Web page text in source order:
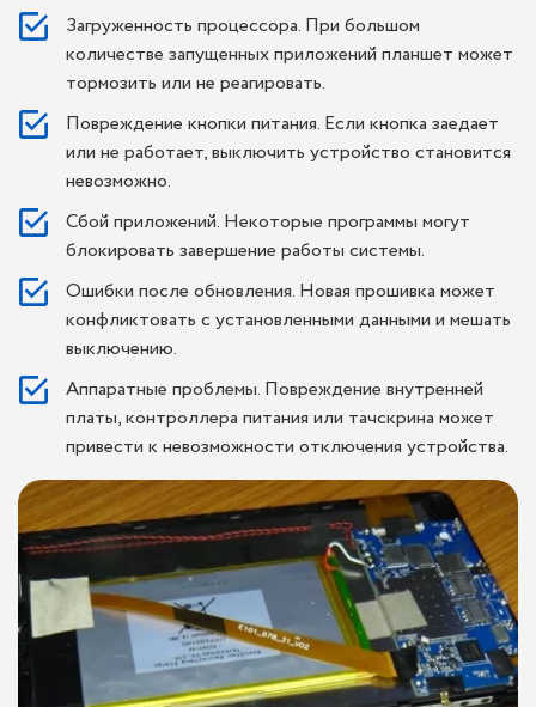
Загруженность процессора. При большом
количестве запущенных приложений планшет может
тормозить или не реагировать.
Повреждение кнопки питания. Если кнопка заедает
или не работает, выключить устройство становится
невозможно.
Сбой приложений. Некоторые программы могут
блокировать завершение работы системы.
Ошибки после обновления. Новая прошивка может
конфликтовать с установленными данными и мешать
выключению.
Аппаратные проблемы. Повреждение внутренней
платы, контроллера питания или тачскрина может
привести к невозможности отключения устройства.